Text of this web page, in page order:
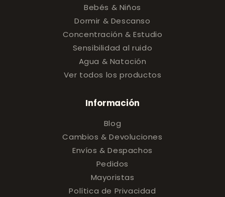
Bebés & Niños
Dormir & Descanso
Concentración & Estudio
Sensibilidad al ruido
Agua & Natación
Ver todos los productos
Información
Blog
Cambios & Devoluciones
Envíos & Despachos
Pedidos
Mayoristas
Política de Privacidad